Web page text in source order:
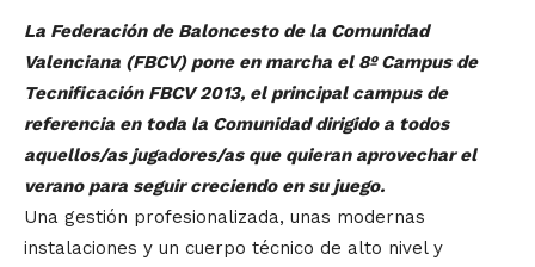
La Federación de Baloncesto de la Comunidad
Valenciana (FBCV) pone en marcha el 8º Campus de
Tecnificación FBCV 2013, el principal campus de
referencia en toda la Comunidad dirigido a todos
aquellos/as jugadores/as que quieran aprovechar el
verano para seguir creciendo en su juego.
Una gestión profesionalizada, unas modernas
instalaciones y un cuerpo técnico de alto nivel y